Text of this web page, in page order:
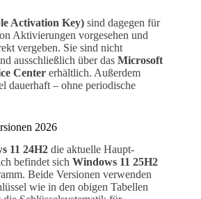
Activation Key) sind dagegen für
Aktivierungen vorgesehen und
vergeben. Sie sind nicht
ausschließlich über das Microsoft
Center erhältlich. Außerdem
dauerhaft – ohne periodische
2026
11 24H2 die aktuelle Haupt-
befindet sich Windows 11 25H2
Beide Versionen verwenden
wie in den obigen Tabellen